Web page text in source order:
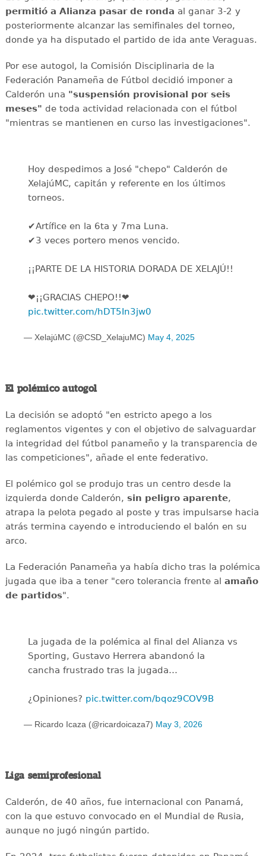
permitió a Alianza pasar de ronda al ganar 3-2 y
posteriormente alcanzar las semifinales del torneo,
donde ya ha disputado el partido de ida ante Veraguas.
Por ese autogol, la Comisión Disciplinaria de la
Federación Panameña de Fútbol decidió imponer a
Calderón una "suspensión provisional por seis
meses" de toda actividad relacionada con el fútbol
"mientras se mantienen en curso las investigaciones".
Hoy despedimos a José "chepo" Calderón de
XelajúMC, capitán y referente en los últimos
torneos.
✔️Artífice en la 6ta y 7ma Luna.
✔️3 veces portero menos vencido.
¡¡PARTE DE LA HISTORIA DORADA DE XELAJÚ!!
❤️¡¡GRACIAS CHEPO!!❤️
pic.twitter.com/hDT5In3jw0
— XelajúMC (@CSD_XelajuMC) May 4, 2025
El polémico autogol
La decisión se adoptó "en estricto apego a los
reglamentos vigentes y con el objetivo de salvaguardar
la integridad del fútbol panameño y la transparencia de
las competiciones", añade el ente federativo.
El polémico gol se produjo tras un centro desde la
izquierda donde Calderón, sin peligro aparente,
atrapa la pelota pegado al poste y tras impulsarse hacia
atrás termina cayendo e introduciendo el balón en su
arco.
La Federación Panameña ya había dicho tras la polémica
jugada que iba a tener "cero tolerancia frente al amaño
de partidos".
La jugada de la polémica al final del Alianza vs
Sporting, Gustavo Herrera abandonó la
cancha frustrado tras la jugada…
¿Opiniones? pic.twitter.com/bqoz9COV9B
— Ricardo Icaza (@ricardoicaza7) May 3, 2026
Liga semiprofesional
Calderón, de 40 años, fue internacional con Panamá,
con la que estuvo convocado en el Mundial de Rusia,
aunque no jugó ningún partido.